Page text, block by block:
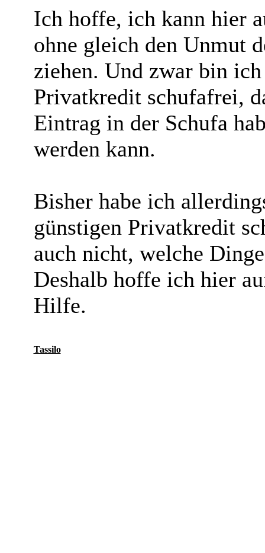
Ich hoffe, ich kann hier
ohne gleich den Unmut
ziehen. Und zwar bin
Privatkredit schufafrei,
Eintrag in der Schufa
werden kann.
Bisher habe ich
günstigen Privatkredit
auch nicht, welche
Deshalb hoffe ich hier
Hilfe.
Tassilo